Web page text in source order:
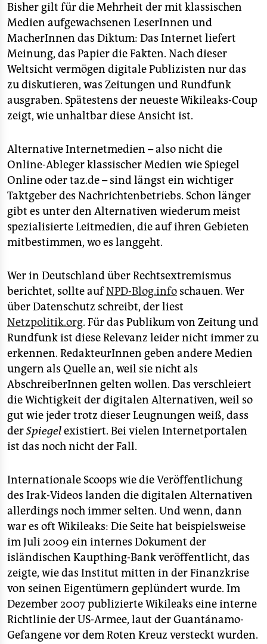
Bisher gilt für die Mehrheit der mit klassischen
Medien aufgewachsenen LeserInnen und
MacherInnen das Diktum: Das Internet liefert
Meinung, das Papier die Fakten. Nach dieser
Weltsicht vermögen digitale Publizisten nur das
zu diskutieren, was Zeitungen und Rundfunk
ausgraben. Spätestens der neueste Wikileaks-Coup
zeigt, wie unhaltbar diese Ansicht ist.
Alternative Internetmedien – also nicht die
Online-Ableger klassischer Medien wie Spiegel
Online oder taz.de – sind längst ein wichtiger
Taktgeber des Nachrichtenbetriebs. Schon länger
gibt es unter den Alternativen wiederum meist
spezialisierte Leitmedien, die auf ihren Gebieten
mitbestimmen, wo es langgeht.
Wer in Deutschland über Rechtsextremismus
berichtet, sollte aufNPD-Blog.info schauen. Wer
über Datenschutz schreibt, der liest
Netzpolitik.org. Für das Publikum von Zeitung und
Rundfunk ist diese Relevanz leider nicht immer zu
erkennen. RedakteurInnen geben andere Medien
ungern als Quelle an, weil sie nicht als
AbschreiberInnen gelten wollen. Das verschleiert
die Wichtigkeit der digitalen Alternativen, weil so
gut wie jeder trotz dieser Leugnungen weiß, dass
derSpiegelexistiert. Bei vielen Internetportalen
ist das noch nicht der Fall.
Internationale Scoops wie die Veröffentlichung
des Irak-Videos landen die digitalen Alternativen
allerdings noch immer selten. Und wenn, dann
war es oft Wikileaks: Die Seite hat beispielsweise
im Juli 2009 ein internes Dokument der
isländischen Kaupthing-Bank veröffentlicht, das
zeigte, wie das Institut mitten in der Finanzkrise
von seinen Eigentümern geplündert wurde. Im
Dezember 2007 publizierte Wikileaks eine interne
Richtlinie der US-Armee, laut der Guantánamo-
Gefangene vor dem Roten Kreuz versteckt wurden.